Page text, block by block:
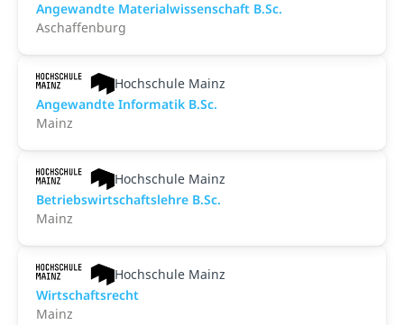
Angewandte Materialwissenschaft B.Sc.
Aschaffenburg
Hochschule Mainz
An­ge­wand­te Informatik B.Sc.
Mainz
Hochschule Mainz
Betriebswirtschaftslehre B.Sc.
Mainz
Hochschule Mainz
Wirtschaftsrecht
Mainz